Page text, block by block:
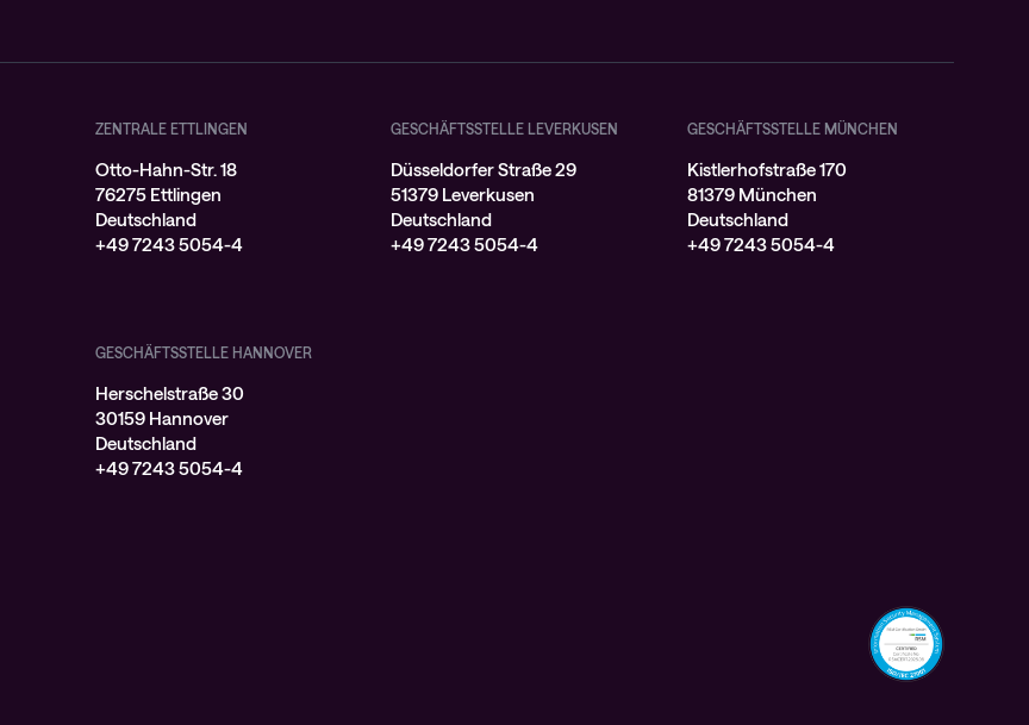
ZENTRALE ETTLINGEN
Otto-Hahn-Str. 18
76275 Ettlingen
Deutschland
+49 7243 5054-4
GESCHÄFTSSTELLE LEVERKUSEN
Düsseldorfer Straße 29
51379 Leverkusen
Deutschland
+49 7243 5054-4
GESCHÄFTSSTELLE MÜNCHEN
Kistlerhofstraße 170
81379 München
Deutschland
+49 7243 5054-4
GESCHÄFTSSTELLE HANNOVER
Herschelstraße 30
30159 Hannover
Deutschland
+49 7243 5054-4